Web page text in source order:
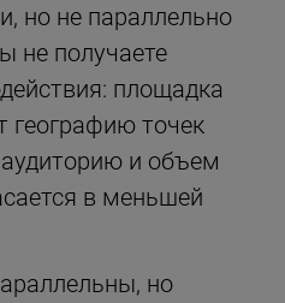
но не параллельно
не получаете
площадка
географию точек
и объем
в меньшей
но